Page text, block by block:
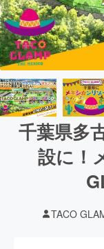
千葉県多
設に！
TACO